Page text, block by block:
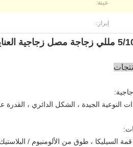
عينة:
إبراز:
عبوات زجاجية بالقطارة زجاجات
النوعية الجيدة ، الشكل الدائري ، القدرة
السيليكا ، طوق من الألومنيوم /